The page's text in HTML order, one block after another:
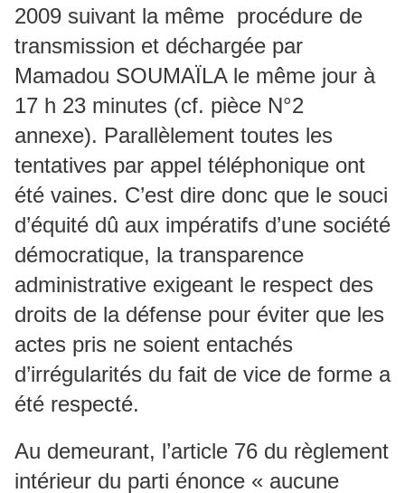
2009 suivant la même procédure de
transmission et déchargée par
Mamadou SOUMAÏLA le même jour à
17 h 23 minutes (cf. pièce N°2
annexe). Parallèlement toutes les
tentatives par appel téléphonique ont
été vaines. C’est dire donc que le souci
d’équité dû aux impératifs d’une société
démocratique, la transparence
administrative exigeant le respect des
droits de la défense pour éviter que les
actes pris ne soient entachés
d’irrégularités du fait de vice de forme a
été respecté.
Au demeurant, l’article 76 du règlement
intérieur du parti énonce « aucune